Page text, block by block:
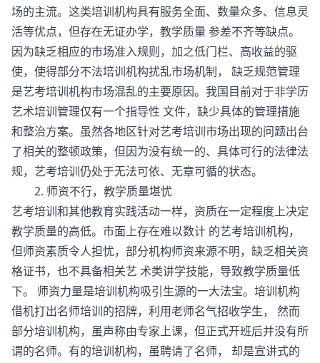
场的主流。这类培训机构具有服务全面、数量众多、信息灵
活等优点，但存在无证办学，教学质量 参差不齐等缺点。
因为缺乏相应的市场准入规则，加之低门栏、高收益的驱
使，使得部分不法培训机构扰乱市场机制， 缺乏规范管理
是艺考培训机构市场混乱的主要原因。我国目前对于非学历
艺术培训管理仅有一个指导性 文件，缺少具体的管理措施
和整治方案。虽然各地区针对艺考培训市场出现的问题出台
了相关的整顿政策，但因为没有统一的、具体可行的法律法
规，艺考培训仍处于无法可依、无章可循的状态。
2. 师资不行，教学质量堪忧
艺考培训和其他教育实践活动一样，资质在一定程度上决定
教学质量的高低。市面上存在难以数计 的艺考培训机构，
但师资素质令人担忧，部分机构师资来源不明，缺乏相关资
格证书，也不具备相关艺 术类讲学技能，导致教学质量低
下。 师资力量是培训机构吸引生源的一大法宝。培训机构
借机打出名师培训的招牌，利用老师名气招收学生， 然而
部分培训机构，虽声称由专家上课，但正式开班后并没有所
谓的名师。有的培训机构，虽聘请了名师， 却是宣讲式的